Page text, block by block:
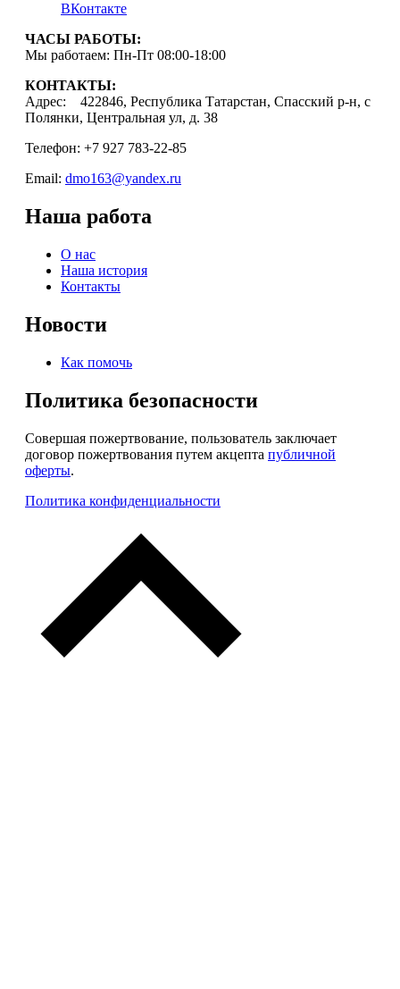
ВКонтакте
ЧАСЫ РАБОТЫ:
Мы работаем: Пн-Пт 08:00-18:00
КОНТАКТЫ:
Адрес: 422846, Республика Татарстан, Спасский р-н, с
Полянки, Центральная ул, д. 38
Телефон: +7 927 783-22-85
Email: dmo163@yandex.ru
Наша работа
О нас
Наша история
Контакты
Новости
Как помочь
Политика безопасности
Совершая пожертвование, пользователь заключает
договор пожертвования путем акцепта публичной
оферты.
Политика конфиденциальности